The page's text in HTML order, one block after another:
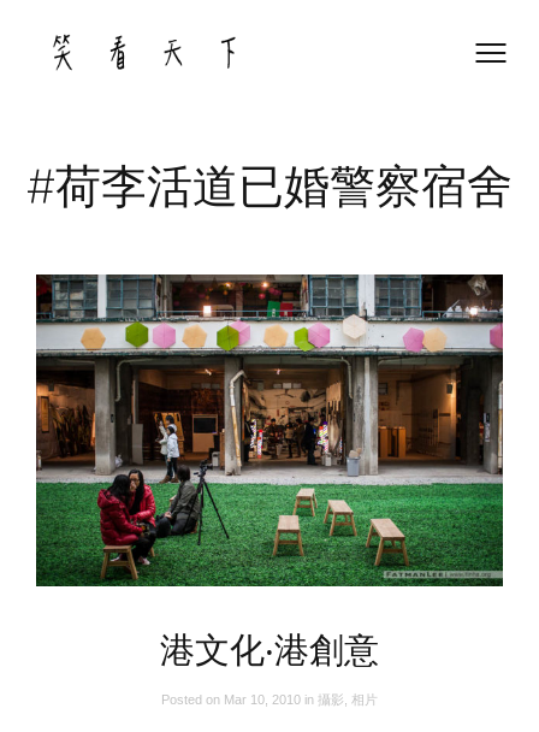
content
#荷李活道已婚警察宿舍
港文化‧港創意
Posted on Mar 10, 2010 in 攝影 相片